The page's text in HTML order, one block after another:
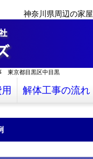
神奈川県周辺の家
東京都目黒区中目黒
解体工事の流れ